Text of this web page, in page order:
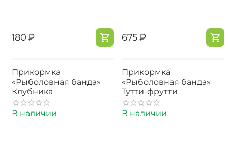
‍180‍ ₽ ‍675‍₽
Прикормка
«Рыболовная банда»
Клубника
В наличии
Прикормка
«Рыболовная банда»
Тутти-фрутти
В наличии